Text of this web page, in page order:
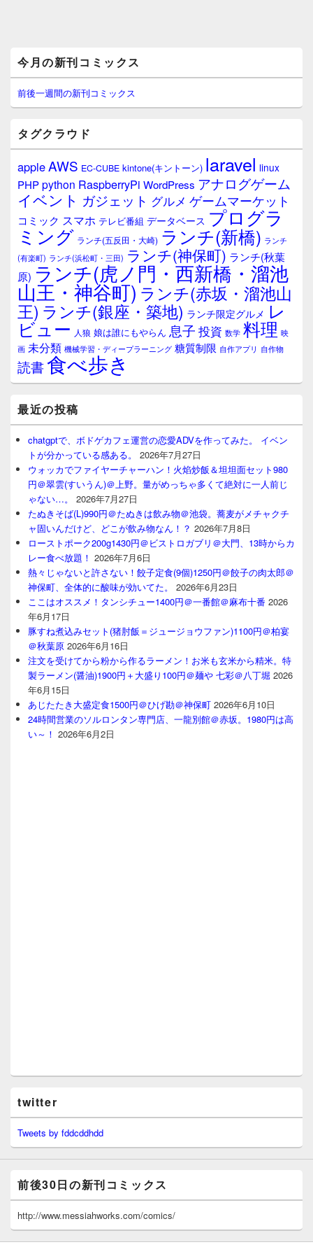
イ
ン
サ
イ
ウ
ィ
ジ
ェ
ア
今月の新刊コミックス
前後一週間の新刊コミックス
タグクラウド
appleAWS EC-CUBE kintone(キントーン) laravel linux
PHPpython RaspberryPi WordPress アナログゲーム
イベント ガジェット グルメ ゲームマーケット
コミック スマホ テレビ番組 データベース プログラ
ミング ランチ(五反田・大崎) ランチ(新橋) ランチ
(有楽町) ランチ(浜松町・三田) ランチ(神保町) ランチ(秋葉
原) ランチ(虎ノ門・西新橋・溜池
山王・神谷町) ランチ(赤坂・溜池山
王) ランチ(銀座・築地) ランチ限定グルメ レ
ビュー 人狼 娘は誰にもやらん 息子 投資 数学 料理 映
画 未分類 機械学習・ディープラーニング 糖質制限 自作アプリ 自作物
読書食べ歩き
最近の投稿
chatgptで、ボドゲカフェ運営の恋愛ADVを作ってみた。 イベン
トが分かっている感ある。
2026年7月27日
ウォッカでファイヤーチャーハン！火焰炒飯＆坦坦面セット980
円＠翠雲(すいうん)＠上野。量がめっちゃ多くて絶対に一人前じ
ゃない…。
2026年7月27日
たぬきそば(L)990円＠たぬきは飲み物＠池袋。蕎麦がメチャクチ
ャ固いんだけど、どこが飲み物なん！？ 2026年7月8日
ローストポーク200g1430円＠ビストロガブリ＠大門、13時からカ
レー食べ放題！ 2026年7月6日
熱々じゃないと許さない！餃子定食(9個)1250円＠餃子の肉太郎＠
神保町、全体的に酸味が効いてた。
2026年6月23日
ここはオススメ！タンシチュー1400円＠一番館＠麻布十番 2026
年6月17日
豚すね煮込みセット(猪肘飯＝ジュージョウファン)1100円＠柏宴
＠秋葉原 2026年6月16日
注文を受けてから粉から作るラーメン！お米も玄米から精米。特
製ラーメン(醤油)1900円＋大盛り100円＠麺や 七彩＠八丁堀 2026
年6月15日
あじたたき大盛定食1500円＠ひげ勘＠神保町 2026年6月10日
24時間営業のソルロンタン専門店、一龍別館＠赤坂。1980円は高
い～！ 2026年6月2日
twitter
Tweets by fddcddhdd
前後30日の新刊コミックス
http://www.messiahworks.com/comics/